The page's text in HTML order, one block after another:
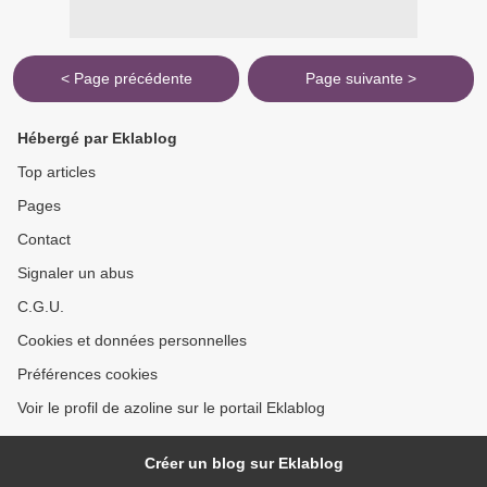
< Page précédente Page suivante >
Hébergé par Eklablog
Top articles
Pages
Contact
Signaler un abus
C.G.U.
Cookies et données personnelles
Préférences cookies
Voir le profil de azoline sur le portail Eklablog
Créer un blog sur Eklablog